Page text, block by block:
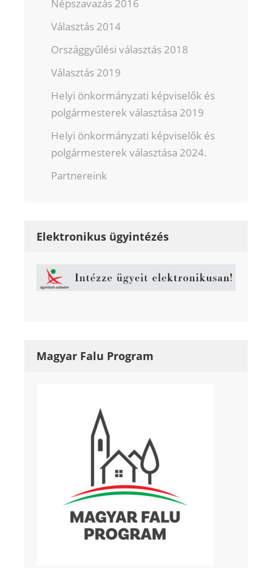
Népszavazás 2016
Választás 2014
Országgyűlési választás 2018
Választás 2019
Helyi önkormányzati képviselők és
polgármesterek választása 2019
Helyi önkormányzati képviselők és
polgármesterek választása 2024.
Partnereink
Elektronikus ügyintézés
Magyar Falu Program